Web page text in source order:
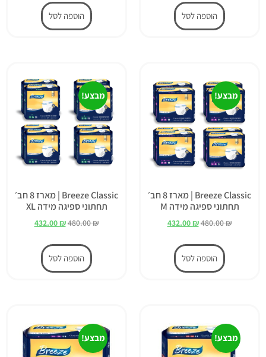
הוספה לסל הוספה לסל
מבצע!
Breeze Classic | מארז 8 חב׳
תחתוני ספיגה מידה M
480.00₪
432.00₪
הוספה לסל
מבצע!
Breeze Classic | מארז 8 חב׳
תחתוני ספיגה מידה XL
480.00₪
432.00₪
הוספה לסל
מבצע! מבצע!